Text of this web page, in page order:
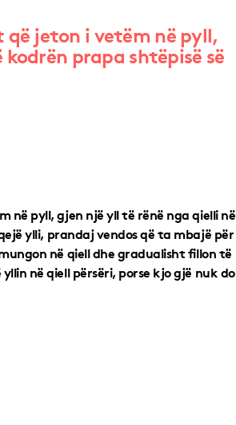
jeton i vetëm në pyll,
prapa shtëpisë së
në pyll, gjen një yll të rënë nga qielli në
ylli, prandaj vendos që ta mbajë për
në qiell dhe gradualisht fillon të
në qiell përsëri, porse kjo gjë nuk do